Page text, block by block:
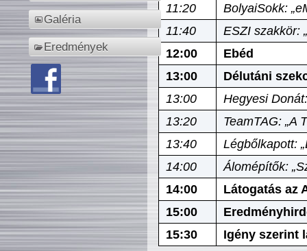
Galéria
Eredmények
11:20
BolyaiSokk:
11:40
ESZI szakkör:
12:00
Ebéd
13:00
Délutáni
13:00
Hegyesi
13:20
TeamTAG: „A
13:40
Légbőlkapott:
14:00
Álomépítők:
14:00
Látogatás az
15:00
15:30
Igény szerint